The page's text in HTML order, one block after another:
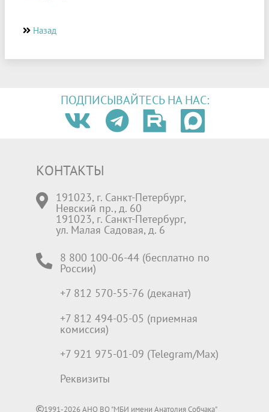
Назад
ПОДПИСЫВАЙТЕСЬ НА НАС:
КОНТАКТЫ
191023, г. Санкт-Петербург,
Невский пр., д. 60
191023, г. Санкт-Петербург,
ул. Малая Садовая, д. 6
8 800 100-06-44 (бесплатно по
России)
+7 812 570-55-76 (деканат)
+7 812 494-05-05 (приемная
комиссия)
+7 921 975-01-09 (Telegram/Max)
Реквизиты
1991-2026 АНО ВО "МБИ имени Анатолия Собчака"